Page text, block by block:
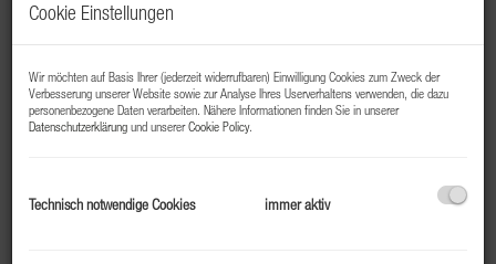
Beschreibung
Zum Verkauf steht dieses ideal gelegene, besondere,
rechteckige Baugrundstück für Naturliebhaber und Ski-
Cookie Einstellungen
Wir möchten auf Basis Ihrer (jederzeit widerrufbaren) Einwilligung Cookies zum Zweck der
Verbesserung unserer Website sowie zur Analyse Ihres Userverhaltens verwenden, die dazu
personenbezogene Daten verarbeiten. Nähere Informationen finden Sie in unserer
Datenschutzerklärung und unsererCookie Policy.
Technisch notwendige Cookies immer aktiv